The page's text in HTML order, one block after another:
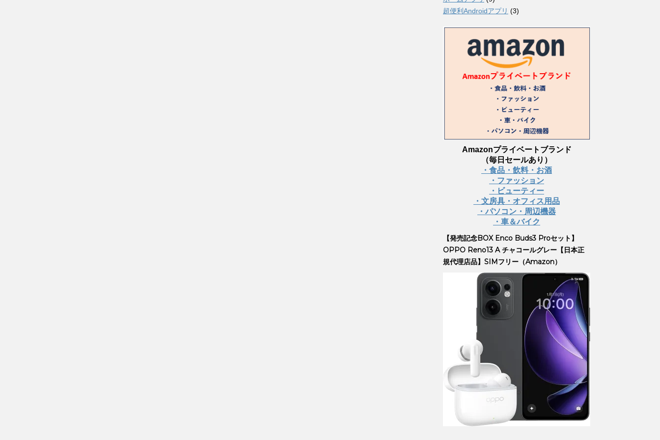
超便利Androidアプリ (3)
Amazonプライベートブランド
（毎日セールあり）
・食品・飲料・お酒
・ファッション
・ビューティー
・文房具・オフィス用品
・パソコン・周辺機器
・車＆バイク
【発売記念BOX Enco Buds3 Proセット】
OPPO Reno13 A チャコールグレー【日本正
規代理店品】SIMフリー（Amazon）